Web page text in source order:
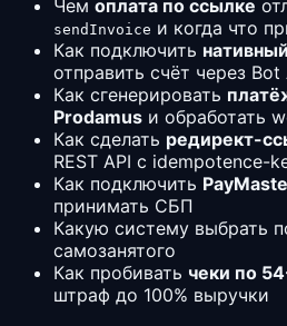
Чем оплата по ссылке
sendInvoice и когда что
Как подключить
отправить счёт через Bot
Как сгенерировать
Prodamus и обработать
Как сделать редирект-
REST API с idempotence-
Как подключить
принимать СБП
Какую систему выбрать
самозанятого
Как пробивать чеки по
штраф до 100% выручки